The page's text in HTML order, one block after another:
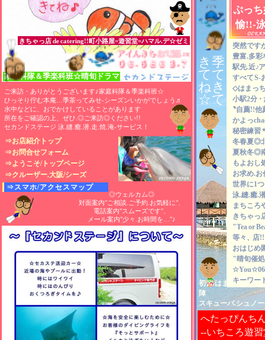
ご来訪・ありがとうございます♪家庭科隊＆季楽科班☆
ひっそり佇む本庵…季茶ってみせ-シーズンいかがでしょう ♬
水中などに、おでかけしていることがあります
所在をご確認の上、ぜひ.◎ご来訪◎ください!!
セカンドステージ 泳.縫.癒.潜.走.焼.淹-サービス！
⇒お店紹介トップ
⇒お問合せフォーム
⇒ようこそ/トップページ
⇒クルーザー.大阪/シーズ
⇒スマホ/アクセスマップ
◎ウェルカム◎
対面案内"ご相談.ご予約.お気軽に"、
電話案内"スムーズです"、
メール案内"少々.お時間を…"♪
家庭科隊＆季楽科班☆晴旬ドラマ
きちゃっ店decatering!!町小路屋=遊習堂=ハマル.デ☆ゼミ
アイんきち-お電話.now♬
アイんきち-お電話.now♬
アイんきち-お電話.now♬
０６-６８６３-７７７１
０６-６８６３-７７７１
０６-６８６３-７７７１
ぷっ
愉!!-
突然です
豊富.多
駅先.近♪
すべてS-
◇はまっ
小駅2分・
〝自薦!!
かよっ
秘密練習
冬春夏◎
夏秋冬◎
もよおし
お求め.お
世界に1
泳.縫.癒.
まちころ
きちゃっ
"Teaor
等々、店
おはじめ
"晴旬催
キーワー
き
て
ね
☆
季
て
き
て
初習.はまっちゃえ
陣
スキューバ.シュノ
へたっぴんち
--いちころ遊習